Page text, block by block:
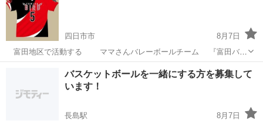
四日市市
8月7日
富田地区で活動する ママさんバレーボールチーム 『富田バー
ド』です。 練習日：火曜日、木曜日 １９時～２１時 練習場所：
富田中学校体育館 【募集対象】 🔴富田地区在住、バレー経験者、既婚
バレーボール バード
バスケットボールを一緒にする方を募集して
います！
長島駅
8月7日